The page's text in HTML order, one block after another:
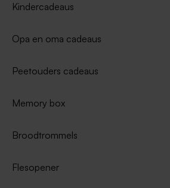
Kindercadeaus
Opa en oma cadeaus
Peetouders cadeaus
Memory box
Broodtrommels
Flesopener